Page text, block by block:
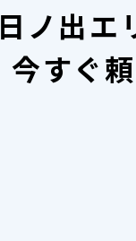
日ノ出エ
今すぐ